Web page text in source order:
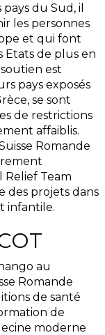
du Sud, il
les personnes
et qui font
Etats de plus en
est
pays exposés
se sont
de restrictions
affaiblis.
Romande
Relief Team
des projets dans
infantile.
au
Romande
de santé
de
moderne